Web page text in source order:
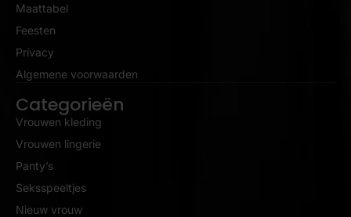
Maattabel
Feesten
Privacy
Algemene voorwaarden
Categorieën
Vrouwen kleding
Vrouwen lingerie
Panty’s
Seksspeeltjes
Nieuw vrouw